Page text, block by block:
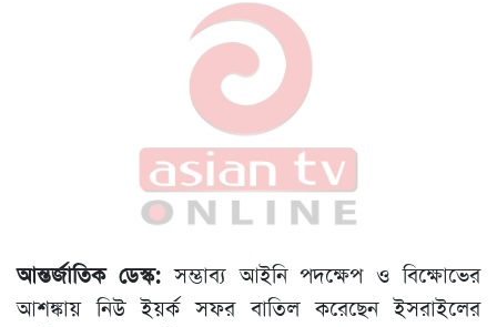
আন্তর্জাতিক ডেস্ক:সম্ভাব্য আইনি পদক্ষেপ ও বিক্ষোভের
আশঙ্কায় নিউ ইয়র্ক সফর বাতিল করেছেন ইসরাইলের